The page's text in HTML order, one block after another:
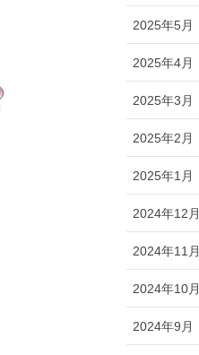
2025年5月
2025年4月
2025年3月
2025年2月
2025年1月
2024年12月
2024年11月
2024年10月
2024年9月